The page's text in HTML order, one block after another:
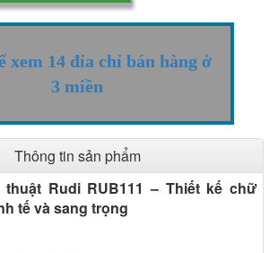
xem 14 đỉa chỉ bán hàng ở
3 miền
Thông tin sản phẩm
tế và sang trọng